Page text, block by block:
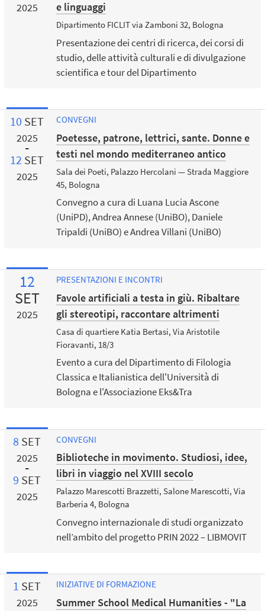
2025 e linguaggi
Dipartimento FICLIT via Zamboni 32, Bologna
Presentazione dei centri di ricerca, dei corsi di
studio, delle attività culturali e di divulgazione
scientifica e tour del Dipartimento
10 SET
2025
12 SET
2025
CONVEGNI
Poetesse, patrone, lettrici, sante. Donne e
testi nel mondo mediterraneo antico
Sala dei Poeti, Palazzo Hercolani — Strada Maggiore
45, Bologna
Convegno a cura di Luana Lucia Ascone
(UniPD), Andrea Annese (UniBO), Daniele
Tripaldi (UniBO) e Andrea Villani (UniBO)
12
SET
2025
PRESENTAZIONI E INCONTRI
Favole artificiali a testa in giù. Ribaltare
gli stereotipi, raccontare altrimenti
Casa di quartiere Katia Bertasi, Via Aristotile
Fioravanti, 18/3
Evento a cura del Dipartimento di Filologia
Classica e Italianistica dell'Università di
Bologna e l'Associazione Eks&Tra
8 SET
2025
9 SET
2025
CONVEGNI
Biblioteche in movimento. Studiosi, idee,
libri in viaggio nel XVIII secolo
Palazzo Marescotti Brazzetti, Salone Marescotti, Via
Barberia 4, Bologna
Convegno internazionale di studi organizzato
nell’ambito del progetto PRIN 2022 – LIBMOVIT
1 SET
2025
INIZIATIVE DI FORMAZIONE
Summer School Medical Humanities - "La